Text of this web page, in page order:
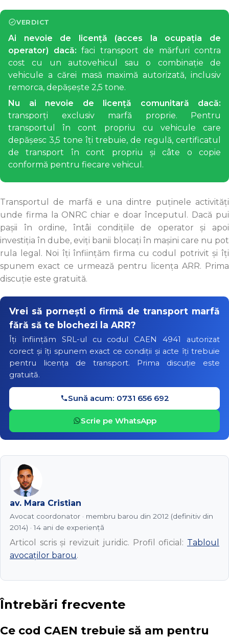
VERDICT
Ai nevoie de licență (acces la ocupația de
operator) dacă: faci transport de mărfuri contra
cost cu un autovehicul sau o combinație de
vehicule a cărei masă maximă autorizată, inclusiv
remorca, depășește 2,5 tone.
Nu ai nevoie de licență comunitară dacă:
transporți exclusiv marfă proprie. Pentru
transportul în cont propriu cu vehicule care
depășesc 3,5 tone îți trebuie, de regulă, certificatul
de transport în cont propriu și câte o copie
conformă pentru fiecare vehicul.
Transportul de marfă e una dintre puținele activități
unde firma la ONRC chiar e doar începutul. Dacă pui
pașii în ordine, întâi condițiile de operator și apoi
investiția în dube, eviți banii blocați în mașini care nu pot
rula legal. Noi îți înființăm firma cu codul potrivit și îți
spunem exact ce urmează pentru licența ARR. Prima
discuție este gratuită.
Vrei să pornești o firmă de transport marfă
fără să te blochezi la ARR?
Îți înființăm SRL-ul cu codul CAEN 4941 autorizat
corect și îți spunem exact ce condiții și acte îți trebuie
pentru licența de transport. Prima discuție este
gratuită.
Sună acum: 0731 656 692
Scrie pe WhatsApp
av. Mara Cristian
Avocat coordonator · membru barou din 2012 (definitiv din
2014) · 14 ani de experiență
Articol scris și revizuit juridic. Profil oficial: Tabloul
avocaților barou.
Întrebări frecvente
Ce cod CAEN trebuie să am pentru